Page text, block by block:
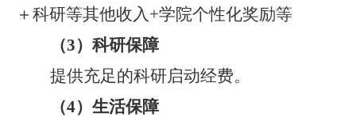
＋科研等其他收入+学院个性化奖励等
（3） 科研保障
提供充足的科研启动经费。
（4） 生活保障